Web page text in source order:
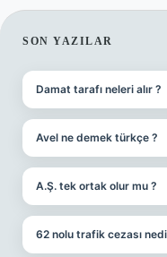
SIDEBAR
SON YAZILAR
Damat tarafı neleri alır ?
Avel ne demek türkçe ?
A.Ş. tek ortak olur mu ?
62 nolu trafik cezası